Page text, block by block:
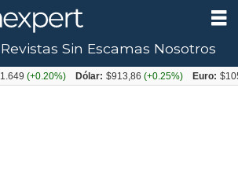
Revistas Sin Escamas Nosotros
(+0.20%) Dólar: $913,86(+0.25%) Euro: $1053,08